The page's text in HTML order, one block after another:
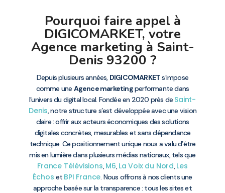
Pourquoi faire appel à
DIGICOMARKET, votre
Agence marketing à Saint-
Denis 93200 ?
Depuis plusieurs années, DIGICOMARKETs’impose
comme une Agence marketingperformante dans
l’univers du digital local. Fondée en 2020 près de Saint-
Denis, notre structure s’est développée avec une vision
claire : offrir aux acteurs économiques des solutions
digitales concrètes, mesurables et sans dépendance
technique. Ce positionnement unique nous a valu d’être
mis en lumière dans plusieurs médias nationaux, tels que
France Télévisions,M6,La Voix du Nord,Les
Échos et BPI France. Nous offrons à nos clients une
approche basée sur la transparence : tous les sites et